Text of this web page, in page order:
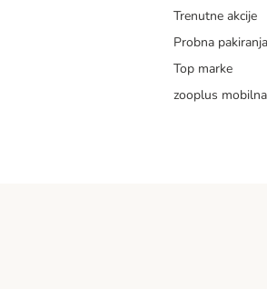
Trenutne akcije
Probna pakiranja
Top marke
zooplus